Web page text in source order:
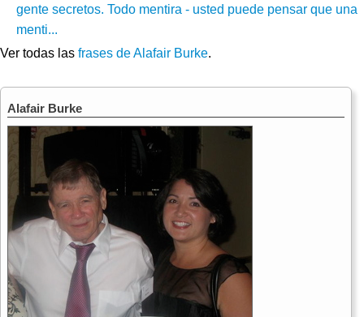
gente secretos. Todo mentira - usted puede pensar que una
menti...
Ver todas las frases de Alafair Burke.
Alafair Burke